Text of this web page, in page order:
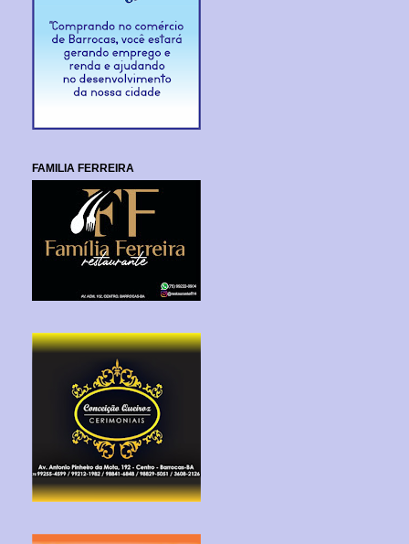
FAMILIA FERREIRA